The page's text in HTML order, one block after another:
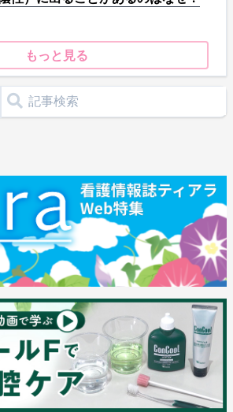
もっと見る